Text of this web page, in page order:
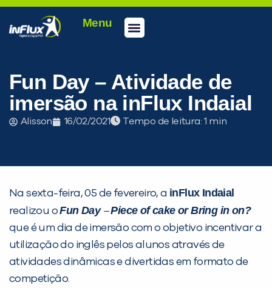
Menu
Fun Day – Atividade de
imersão na inFlux Indaial
Alisson 16/02/2021 Tempo de leitura:
Na sexta-feira, 05 de fevereiro, a inFlux Indaial
realizou oFun Day–Piece of cake or Bring in on?
que é um dia de imersão com o objetivo incentivar a
utilização do inglês pelos alunos através de
atividades dinâmicas e divertidas em formato de
competição.